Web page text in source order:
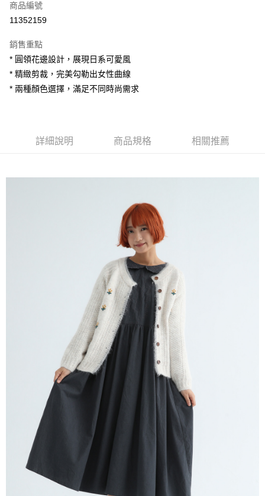
超商取貨付款
Apple Pay
街口支付
相關說明
３．安心：先確認商品／服務後，再付款。
【「AFTEE先享後付」結帳流程】
１．於結帳方式選擇「AFTEE先享後付」後，將跳轉至「AFTEE先享後付」
結帳頁面，進行簡訊認證並確認金額後，即可完成結帳。
２．訂單成立數日內，您將收到繳費通知簡訊。
３．收到繳費通知簡訊後14天內，點擊此簡訊中的連結，可透過四大超商／
ATM／網路銀行／等多元方式進行付款，方視為交易完成。
※ 請注意：結帳手續完成當下不需立刻繳費，但若您需要取消訂單，請聯絡
購買商品的店家。未經商家同意取消之訂單仍視為有效，需透過AFTEE先享
※ 交易是否成功請以「AFTEE先享後付 」之結帳頁面顯示為準，若有關於
是否繳費成功／繳費後需取消欲退款等相關疑問，請聯繫「AFTEE先享後付
https://netprotections.freshdesk.com/support/home
１．透過由恩沛科技股份有限公司提供之「AFTEE先享後付」服務完成之交
易，需依本服務之必要範圍內提供個人資料，並將交易相關給付款項請求債
權轉讓予恩沛科技股份有限公司。
２．關於個人資料處理事宜，請瀏覽以下網址：
https://aftee.tw/terms/#terms3
３．未成年的使用者請事先徵得法定代理人或監護人之同意方可使用
「AFTEE先享後付」，若未經同意申辦者引起之損失，本公司不負相關責
４．使用「AFTEE先享後付」時，將依據個別帳號之用戶狀況，依本公司即
時審查核予不同之上限額度；若仍有額度不足之情形，本公司將視審查結果
請求用戶進行身份認證。
５．嚴禁一人註冊多個帳號或使用他人資訊註冊。若發現惡意使用之情形，
每筆NT$80，滿NT$1,200(含以上)免運費
每筆NT$80，滿NT$1,200(含以上)免運費
每筆NT$80，滿NT$1,200(含以上)免運費
商品編號
11352159
銷售重點
* 圓領花邊設計，展現日系可愛風
* 精緻剪裁，完美勾勒出女性曲線
* 兩種顏色選擇，滿足不同時尚需求
詳細說明 商品規格 相關推薦